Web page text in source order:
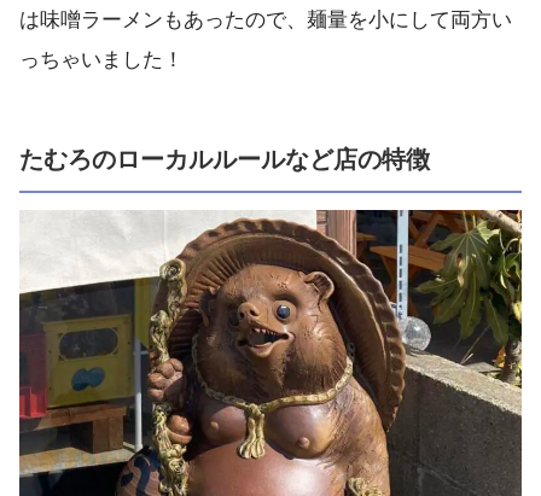
は味噌ラーメンもあったので、麺量を小にして両方い
っちゃいました！
たむろのローカルルールなど店の特徴